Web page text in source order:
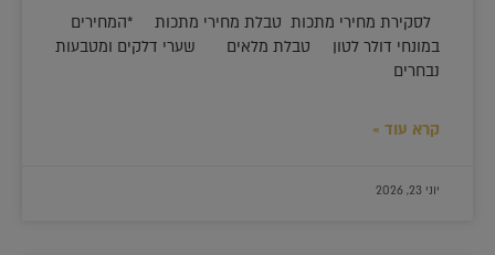
לסקירת מחירי מתכות טבלת מחירי מתכות *המחירים
במונחי דולר לטון טבלת מלאים שערי דלקים ומטבעות
נבחרים
קרא עוד »
יוני 23, 2026